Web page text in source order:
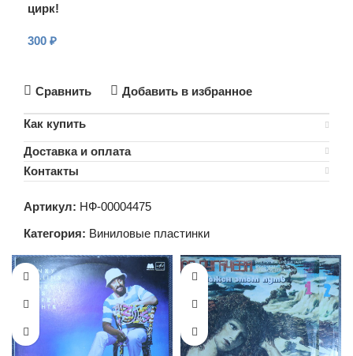
цирк!
300 ₽
Сравнить Добавить в избранное
Как купить
Доставка и оплата
Контакты
Артикул: НФ-00004475
Категория: Виниловые пластинки